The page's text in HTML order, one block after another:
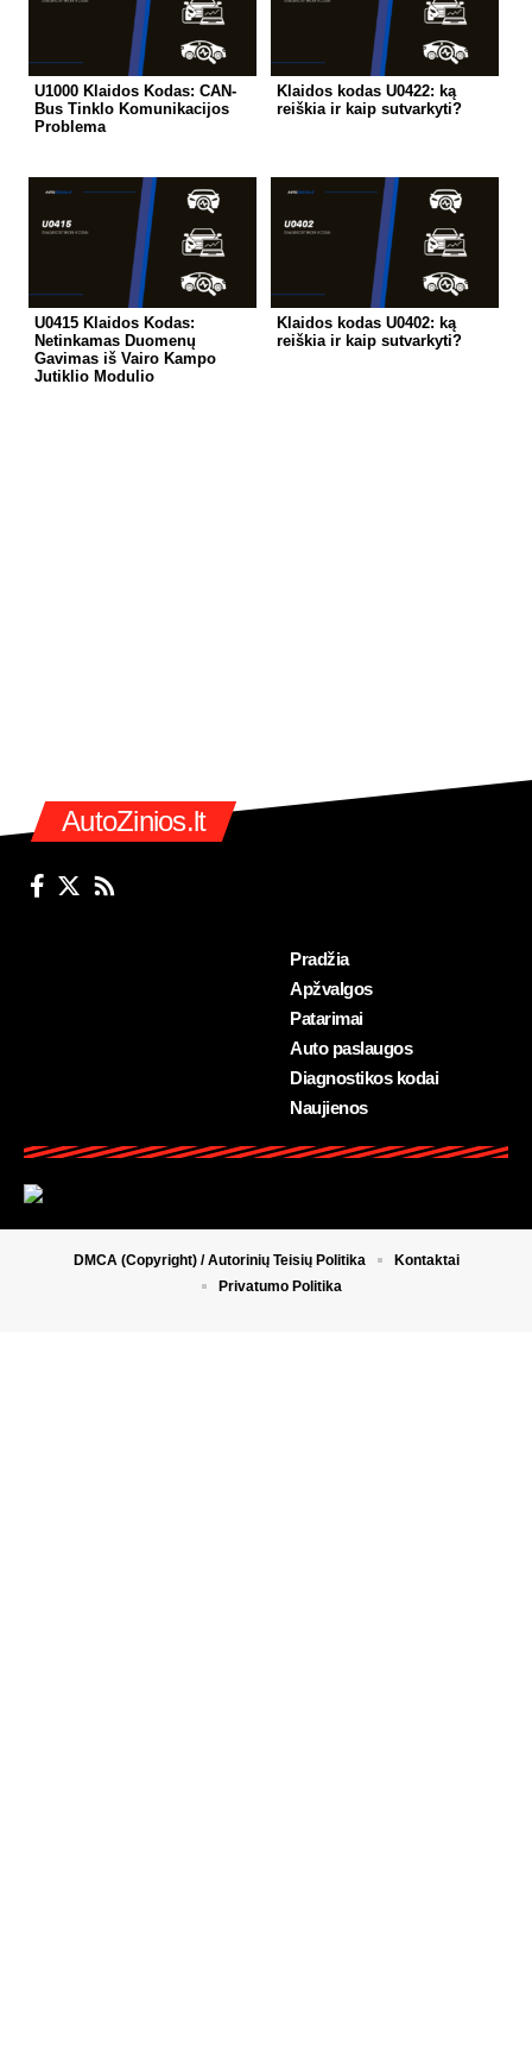
U1000 Klaidos Kodas: CAN-
Bus Tinklo Komunikacijos
Problema
Klaidos kodas U0422: ką
reiškia ir kaip sutvarkyti?
U0415 Klaidos Kodas:
Netinkamas Duomenų
Gavimas iš Vairo Kampo
Jutiklio Modulio
Klaidos kodas U0402: ką
reiškia ir kaip sutvarkyti?
AutoZinios.lt
Pradžia
Apžvalgos
Patarimai
Auto paslaugos
Diagnostikos kodai
Naujienos
DMCA (Copyright) / Autorinių Teisių Politika
Kontaktai
Privatumo Politika